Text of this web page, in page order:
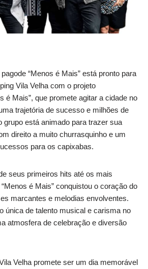
“Menos é Mais” está pronto para
Vila Velha com o projeto
é Mais”, que promete agitar a cidade no
trajetória de sucesso e milhões de
grupo está animado para trazer sua
direito a muito churrasquinho e um
para os capixabas.
seus primeiros hits até os mais
é Mais” conquistou o coração do
marcantes e melodias envolventes.
única de talento musical e carisma no
atmosfera de celebração e diversão
Velha promete ser um dia memorável